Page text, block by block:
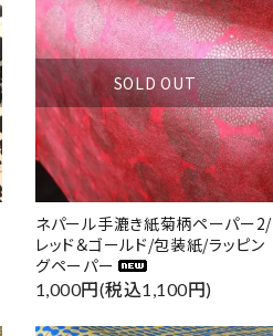
SOLD OUT
ネパール手漉き紙菊柄ペーパー2/
レッド＆ゴールド/包装紙/ラッピン
グペーパー
1,000円(税込1,100円)